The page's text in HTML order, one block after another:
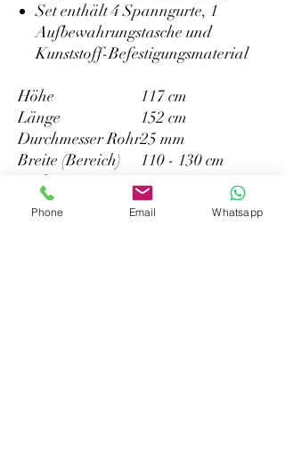
Set enthält 4 Spanngurte, 1
Aufbewahrungstasche und
Kunststoff-Befestigungsmaterial
Höhe
117 cm
Länge
152 cm
Durchmesser Rohr25 mm
Breite (Bereich)
110 - 130 cm
Farbe
navy
Material
Aluminium
Phone Email Whatsapp